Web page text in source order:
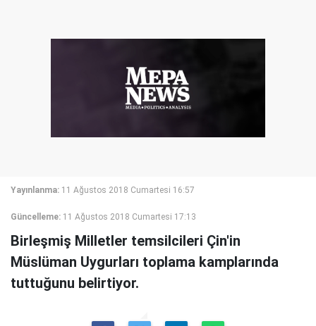
Yayınlanma: 11 Ağustos 2018 Cumartesi 16:57
Güncelleme: 11 Ağustos 2018 Cumartesi 17:13
Birleşmiş Milletler temsilcileri Çin'in
Müslüman Uygurları toplama kamplarında
tuttuğunu belirtiyor.